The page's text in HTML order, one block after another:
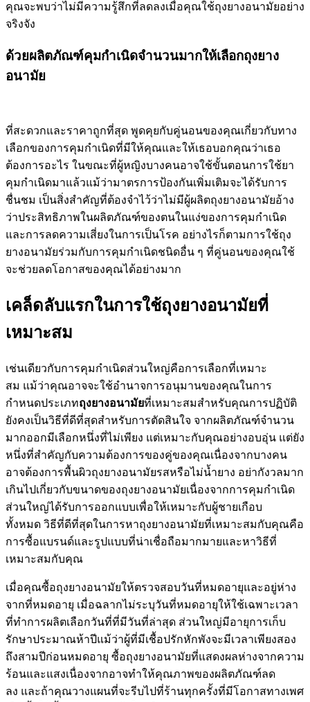
คุณจะพบว่าไม่มีความรู้สึกที่ลดลงเมื่อคุณใช้ถุงยางอนามัยอย่าง
จริงจัง
ด้วยผลิตภัณฑ์คุมกำเนิดจำนวนมากให้เลือกถุงยาง
อนามัย
ที่สะดวกและราคาถูกที่สุด พูดคุยกับคู่นอนของคุณเกี่ยวกับทาง
เลือกของการคุมกำเนิดที่มีให้คุณและให้เธอบอกคุณว่าเธอ
ต้องการอะไร ในขณะที่ผู้หญิงบางคนอาจใช้ขั้นตอนการใช้ยา
คุมกำเนิดมาแล้วแม้ว่ามาตรการป้องกันเพิ่มเติมจะได้รับการ
ชื่นชม เป็นสิ่งสำคัญที่ต้องจำไว้ว่าไม่มีผู้ผลิตถุงยางอนามัยอ้าง
ว่าประสิทธิภาพในผลิตภัณฑ์ของตนในแง่ของการคุมกำเนิด
และการลดความเสี่ยงในการเป็นโรค อย่างไรก็ตามการใช้ถุง
ยางอนามัยร่วมกับการคุมกำเนิดชนิดอื่น ๆ ที่คู่นอนของคุณใช้
จะช่วยลดโอกาสของคุณได้อย่างมาก
เคล็ดลับแรกในการใช้ถุงยางอนามัยที่
เหมาะสม
เช่นเดียวกับการคุมกำเนิดส่วนใหญ่คือการเลือกที่เหมาะ
สม แม้ว่าคุณอาจจะใช้อำนาจการอนุมานของคุณในการ
กำหนดประเภทถุงยางอนามัยที่เหมาะสมสำหรับคุณการปฏิบัติ
ยังคงเป็นวิธีที่ดีที่สุดสำหรับการตัดสินใจ จากผลิตภัณฑ์จำนวน
มากออกมีเลือกหนึ่งที่ไม่เพียง แต่เหมาะกับคุณอย่างอบอุ่น แต่ยัง
หนึ่งที่สำคัญกับความต้องการของคู่ของคุณเนื่องจากบางคน
อาจต้องการพื้นผิวถุงยางอนามัยรสหรือไม่น้ำยาง อย่ากังวลมาก
เกินไปเกี่ยวกับขนาดของถุงยางอนามัยเนื่องจากการคุมกำเนิด
ส่วนใหญ่ได้รับการออกแบบเพื่อให้เหมาะกับผู้ชายเกือบ
ทั้งหมด วิธีที่ดีที่สุดในการหาถุงยางอนามัยที่เหมาะสมกับคุณคือ
การซื้อแบรนด์และรูปแบบที่น่าเชื่อถือมากมายและหาวิธีที่
เหมาะสมกับคุณ
เมื่อคุณซื้อถุงยางอนามัยให้ตรวจสอบวันที่หมดอายุและอยู่ห่าง
จากที่หมดอายุ เมื่อฉลากไม่ระบุวันที่หมดอายุให้ใช้เฉพาะเวลา
ที่ทำการผลิตเลือกวันที่ที่มีวันที่ล่าสุด ส่วนใหญ่มีอายุการเก็บ
รักษาประมาณห้าปีแม้ว่าผู้ที่มีเชื้อปรักหักพังจะมีเวลาเพียงสอง
ถึงสามปีก่อนหมดอายุ ซื้อถุงยางอนามัยที่แสดงผลห่างจากความ
ร้อนและแสงเนื่องจากอาจทำให้คุณภาพของผลิตภัณฑ์ลด
ลง และถ้าคุณวางแผนที่จะรีบไปที่ร้านทุกครั้งที่มีโอกาสทางเพศ